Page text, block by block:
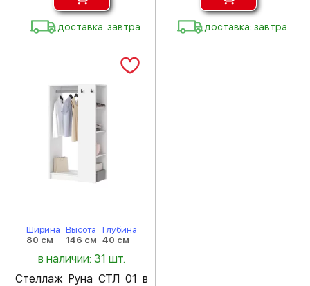
доставка: завтра доставка: завтра
Ширина
80 см
Высота
146 см
Глубина
40 см
в наличии: 31 шт.
Стеллаж Руна СТЛ 01 в